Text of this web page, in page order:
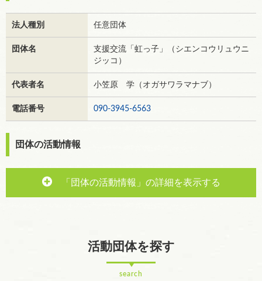
法人種別 任意団体
団体名
支援交流「虹っ子」（シエンコウリュウニ
ジッコ）
代表者名 小笠原 学（オガサワラマナブ）
電話番号 090-3945-6563
団体の活動情報
「団体の活動情報」の詳細を表示する
活動団体を探す
search